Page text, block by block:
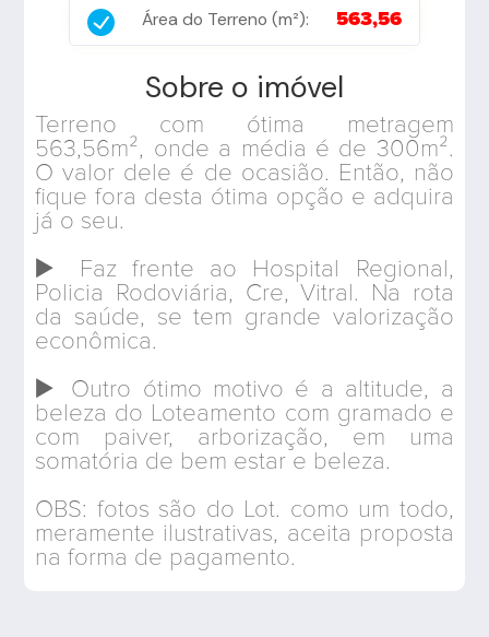
Área do Terreno (m²): 563,56
Sobre o imóvel
Terreno com ótima metragem
563,56m², onde a média é de 300m².
O valor dele é de ocasião. Então, não
fique fora desta ótima opção e adquira
já o seu.
▶️ Faz frente ao Hospital Regional,
Policia Rodoviária, Cre, Vitral. Na rota
da saúde, se tem grande valorização
econômica.
▶️ Outro ótimo motivo é a altitude, a
beleza do Loteamento com gramado e
com paiver, arborização, em uma
somatória de bem estar e beleza.
OBS: fotos são do Lot. como um todo,
meramente ilustrativas, aceita proposta
na forma de pagamento.